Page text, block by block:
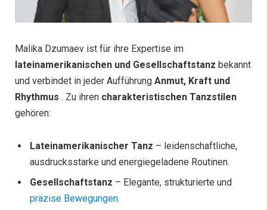
Malika Dzumaev ist für ihre Expertise im
lateinamerikanischen und Gesellschaftstanz bekannt
und verbindet in jeder Aufführung Anmut, Kraft und
Rhythmus . Zu ihren charakteristischen Tanzstilen
gehören:
Lateinamerikanischer Tanz – leidenschaftliche,
ausdrucksstarke und energiegeladene Routinen.
Gesellschaftstanz – Elegante, strukturierte und
präzise Bewegungen.